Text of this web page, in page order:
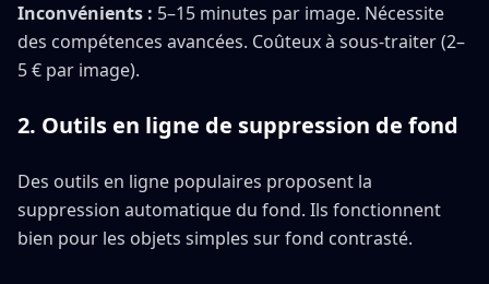
Inconvénients : 5–15 minutes par image. Nécessite
des compétences avancées. Coûteux à sous-traiter (2–
5 € par image).
2. Outils en ligne de suppression de fond
Des outils en ligne populaires proposent la
suppression automatique du fond. Ils fonctionnent
bien pour les objets simples sur fond contrasté.